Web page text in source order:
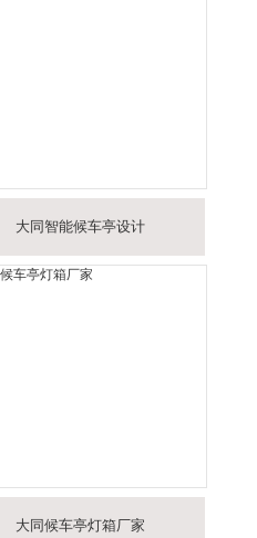
大同智能候车亭设计
大同候车亭灯箱厂家